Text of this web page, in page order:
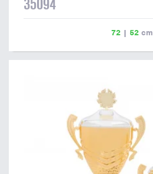
35094
72| 52cm